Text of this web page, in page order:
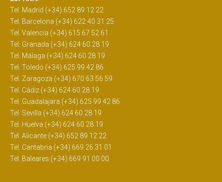
Tel. Madrid (+34) 652 89 12 22
Tel. Barcelona (+34) 622 40 31 25
Tel. Valencia (+34) 615 67 52 61
Tel. Granada (+34) 624 60 28 19
Tel. Málaga (+34) 624 60 28 19
Tel. Toledo (+34) 625 99 42 86
Tel. Zaragoza (+34) 670 63 56 59
Tel. Cádiz (+34) 624 60 28 19
Tel. Guadalajara (+34) 625 99 42 86
Tel. Sevilla (+34) 624 60 28 19
Tel. Huelva (+34) 624 60 28 19
Tel. Alicante (+34) 652 89 12 22
Tel. Cantabria (+34) 669 26 31 01
Tel. Baleares (+34) 669 91 00 00